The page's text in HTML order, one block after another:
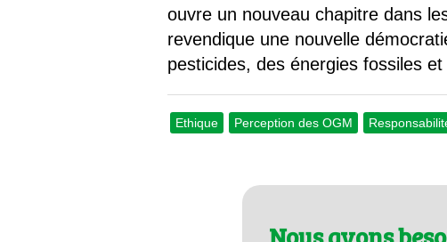
ouvre un nouveau chapitre dans
revendique une nouvelle
pesticides, des énergies fossiles
Ethique Perception des OGM